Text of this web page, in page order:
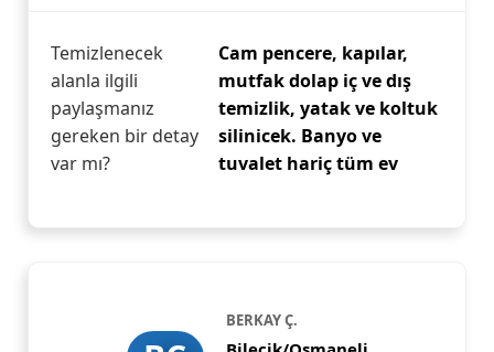
Temizlenecek
alanla ilgili
paylaşmanız
gereken bir detay
var mı?
Cam pencere, kapılar,
mutfak dolap iç ve dış
temizlik, yatak ve koltuk
silinicek. Banyo ve
tuvalet hariç tüm ev
BERKAY Ç.